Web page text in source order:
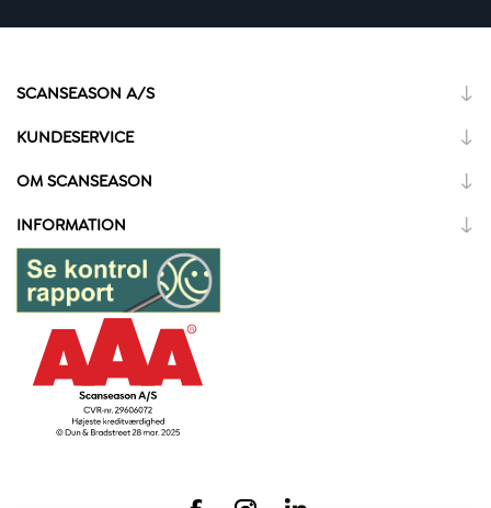
SCANSEASON A/S
KUNDESERVICE
OM SCANSEASON
INFORMATION